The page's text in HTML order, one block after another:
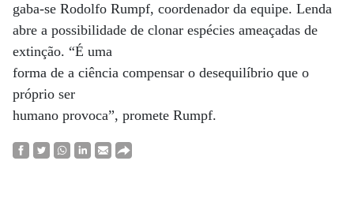
gaba-se Rodolfo Rumpf, coordenador da equipe. Lenda
abre a possibilidade de clonar espécies ameaçadas de
extinção. “É uma
forma de a ciência compensar o desequilíbrio que o
próprio ser
humano provoca”, promete Rumpf.